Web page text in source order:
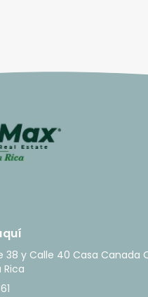
38 y Calle 40 Casa Canada
Rica